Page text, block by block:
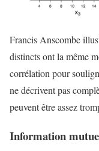
Francis Anscombe
distincts ont la même
corrélation pour
ne décrivent pas
peuvent être assez
Information